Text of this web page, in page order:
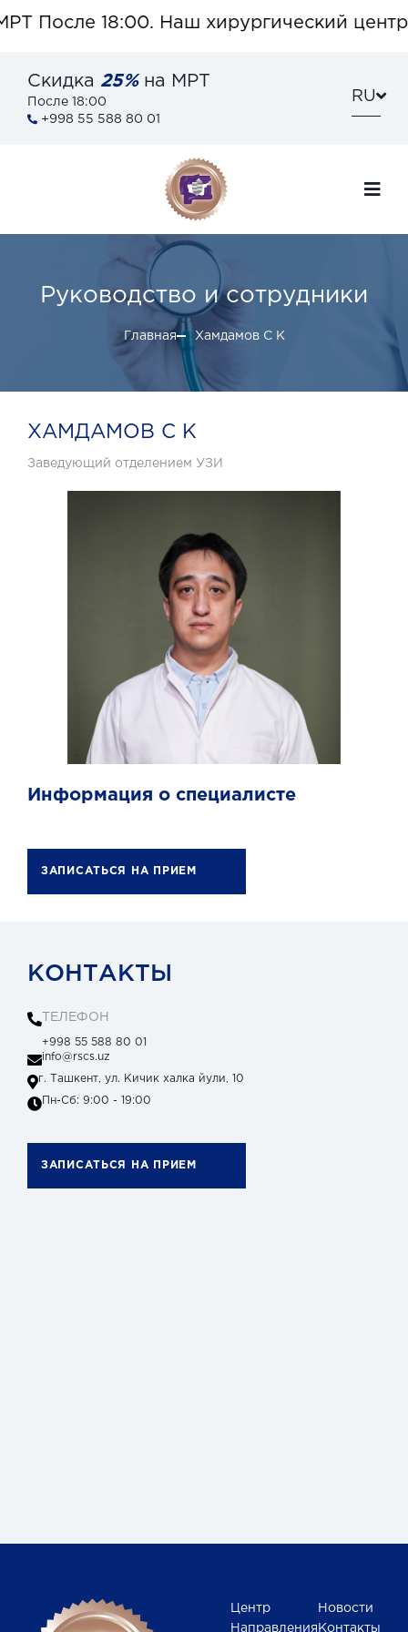
После 18:00. Наш хирургический центр
Скидка 25%на МРТ
После 18:00
+998 55 588 80 01
RU
Руководство и сотрудники
Главная Хамдамов С К
ХАМДАМОВ С К
Заведующий отделением УЗИ
Информация о специалисте
ЗАПИСАТЬСЯ НА ПРИЕМ
КОНТАКТЫ
ТЕЛЕФОН
+998 55 588 80 01
info@rscs.uz
г. Ташкент, ул. Кичик халка йули, 10
Пн-Сб: 9:00 - 19:00
ЗАПИСАТЬСЯ НА ПРИЕМ
Центр
Направления
Новости
Контакты